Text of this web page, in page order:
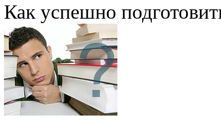
Как успешно